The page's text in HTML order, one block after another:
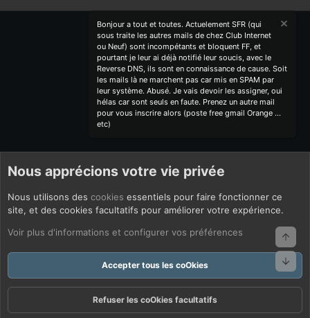
Bonjour a tout et toutes. Actuelement SFR (qui
sous traite les autres mails de chez Club Internet
ou Neuf) sont incompétants et bloquent FF, et
pourtant je leur ai déjà notifié leur soucis, avec le
Reverse DNS, ils sont en connaissance de cause. Soit
les mails là ne marchent pas car mis en SPAM par
leur système. Abusé. Je vais devoir les assigner, oui
hélas car sont seuls en faute. Prenez un autre mail
pour vous inscrire alors (poste free gmail Orange ...
etc)
Nous apprécions votre vie privée
Nous utilisons des cookies essentiels pour faire fonctionner ce
site, et des cookies facultatifs pour améliorer votre expérience.
Voir plus d'informations et configurer vos préférences
Accepter tous les coOkies
Refuser les coOkies facultatifs